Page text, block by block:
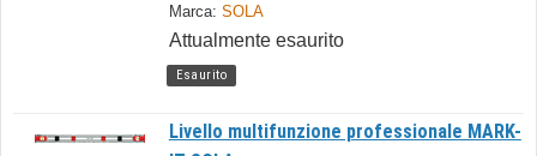
Marca: SOLA
Attualmente esaurito
Esaurito
Livello multifunzione professionale MARK-